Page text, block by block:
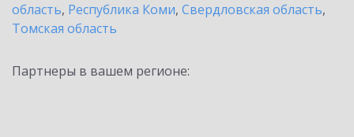
область, Республика Коми, Свердловская область,
Томская область
Партнеры в вашем регионе: